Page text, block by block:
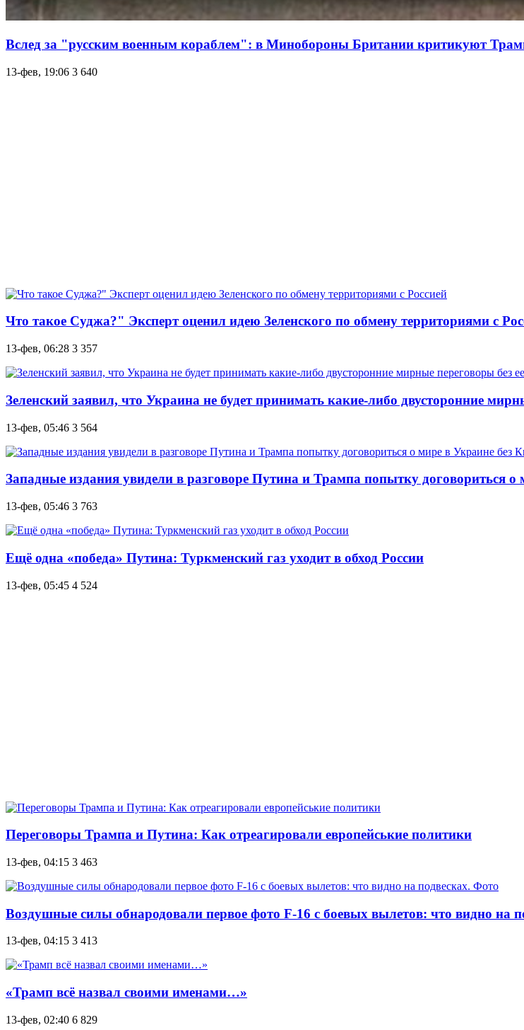
Вслед за "русским военным кораблем": в Минобороны Британии критикуют
13-фев, 19:06 3 640
Что такое Суджа?" Эксперт оценил идею Зеленского по обмену территориями с
13-фев, 06:28 3 357
Зеленский заявил, что Украина не будет принимать какие-либо двусторонние
13-фев, 05:46 3 564
Западные издания увидели в разговоре Путина и Трампа попытку договориться
13-фев, 05:46 3 763
Ещё одна «победа» Путина: Туркменский газ уходит в обход России
13-фев, 05:45 4 524
Переговоры Трампа и Путина: Как отреагировали европейськие политики
13-фев, 04:15 3 463
Воздушные силы обнародовали первое фото F-16 с боевых вылетов: что видно на
13-фев, 04:15 3 413
«Трамп всё назвал своими именами…»
13-фев, 02:40 6 829